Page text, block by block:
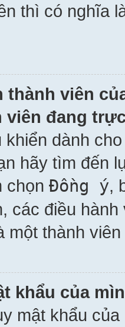
thì có nghĩa
thành viên
viên đang
dành
hãy tìm đến
chọn Đồng ý,
các điều
thành viên
khẩu của
mật khẩu